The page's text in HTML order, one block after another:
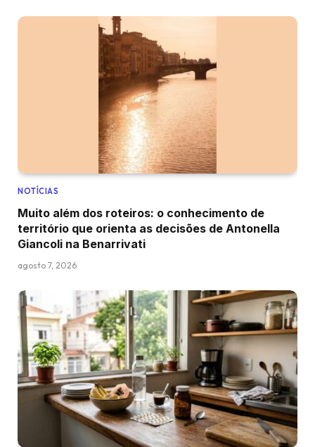
NOTÍCIAS
Muito além dos roteiros: o conhecimento de
território que orienta as decisões de Antonella
Giancoli na Benarrivati
agosto 7, 2026